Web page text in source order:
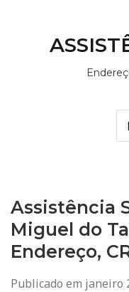
Assistência
Miguel do
Endereço,
Publicado em janeiro